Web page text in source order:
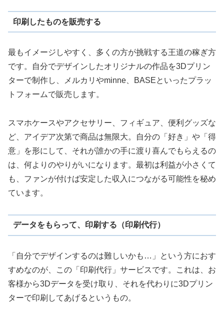
印刷したものを販売する
最もイメージしやすく、多くの方が挑戦する王道の稼ぎ方
です。自分でデザインしたオリジナルの作品を3Dプリン
ターで制作し、メルカリやminne、BASEといったプラッ
トフォームで販売します。
スマホケースやアクセサリー、フィギュア、便利グッズな
ど、アイデア次第で商品は無限大。自分の「好き」や「得
意」を形にして、それが誰かの手に渡り喜んでもらえるの
は、何よりのやりがいになります。最初は利益が小さくて
も、ファンが付けば安定した収入につながる可能性を秘め
ています。
データをもらって、印刷する（印刷代行）
「自分でデザインするのは難しいかも…」という方におす
すめなのが、この「印刷代行」サービスです。これは、お
客様から3Dデータを受け取り、それを代わりに3Dプリン
ターで印刷してあげるというもの。